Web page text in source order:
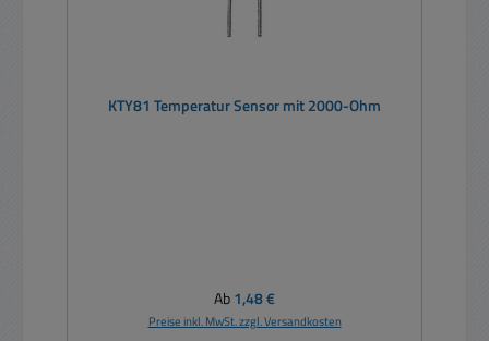
KTY81 Temperatur Sensor mit 2000-Ohm
Regulärer Preis:
Ab1,48 €
Preise inkl. MwSt. zzgl. Versandkosten